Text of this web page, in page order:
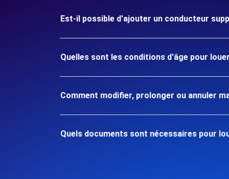
Est-il possible d'ajouter un conducteur
Quelles sont les conditions d'âge pour
Comment modifier, prolonger ou annuler
Quels documents sont nécessaires pour